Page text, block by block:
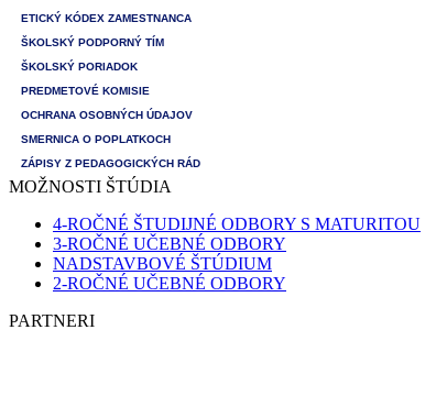
ETICKÝ KÓDEX ZAMESTNANCA
ŠKOLSKÝ PODPORNÝ TÍM
ŠKOLSKÝ PORIADOK
PREDMETOVÉ KOMISIE
OCHRANA OSOBNÝCH ÚDAJOV
SMERNICA O POPLATKOCH
ZÁPISY Z PEDAGOGICKÝCH RÁD
MOŽNOSTI ŠTÚDIA
4-ROČNÉ ŠTUDIJNÉ ODBORY S MATURITOU
3-ROČNÉ UČEBNÉ ODBORY
NADSTAVBOVÉ ŠTÚDIUM
2-ROČNÉ UČEBNÉ ODBORY
PARTNERI